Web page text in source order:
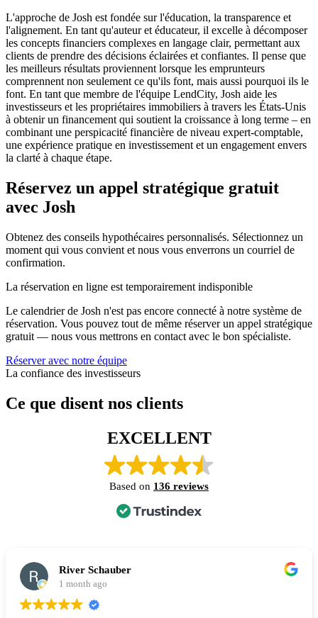
L'approche de Josh est fondée sur l'éducation, la transparence et
l'alignement. En tant qu'auteur et éducateur, il excelle à décomposer
les concepts financiers complexes en langage clair, permettant aux
clients de prendre des décisions éclairées et confiantes. Il pense que
les meilleurs résultats proviennent lorsque les emprunteurs
comprennent non seulement ce qu'ils font, mais aussi pourquoi ils le
font. En tant que membre de l'équipe LendCity, Josh aide les
investisseurs et les propriétaires immobiliers à travers les États-Unis
à obtenir un financement qui soutient la croissance à long terme – en
combinant une perspicacité financière de niveau expert-comptable,
une expérience pratique en investissement et un engagement envers
la clarté à chaque étape.
Réservez un appel stratégique gratuit
avec Josh
Obtenez des conseils hypothécaires personnalisés. Sélectionnez un
moment qui vous convient et nous vous enverrons un courriel de
confirmation.
La réservation en ligne est temporairement indisponible
Le calendrier de Josh n'est pas encore connecté à notre système de
réservation. Vous pouvez tout de même réserver un appel stratégique
gratuit — nous vous mettrons en contact avec le bon spécialiste.
Réserver avec notre équipe
La confiance des investisseurs
Ce que disent nos clients
EXCELLENT
Based on 136 reviews
River Schauber
1 month ago